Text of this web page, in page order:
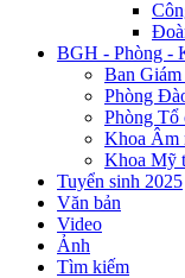
BGH - Phòng -
Ban Giám
Phòng
Phòng Tổ
Khoa Âm
Khoa Mỹ
Tuyển sinh 2025
Văn bản
Video
Ảnh
Tìm kiếm